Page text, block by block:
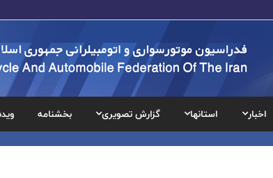
اخبار استانها گزارش تصویری بخشنامه